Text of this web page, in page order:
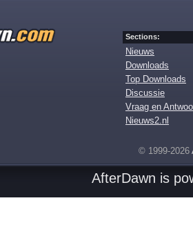
Sections:
Nieuws
Downloads
Top Downloads
Discussie
Vraag en
Nieuws2.nl
© 1999-2026
AfterDawn is